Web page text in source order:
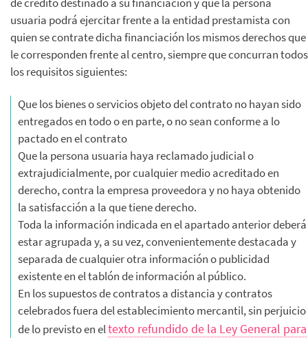
usuaria podrá ejercitar frente a la entidad prestamista con
quien se contrate dicha financiación los mismos derechos que
le corresponden frente al centro, siempre que concurran todos
los requisitos siguientes:
Que los bienes o servicios objeto del contrato no hayan sido
entregados en todo o en parte, o no sean conforme a lo
pactado en el contrato
Que la persona usuaria haya reclamado judicial o
extrajudicialmente, por cualquier medio acreditado en
derecho, contra la empresa proveedora y no haya obtenido
la satisfacción a la que tiene derecho.
Toda la información indicada en el apartado anterior deberá
estar agrupada y, a su vez, convenientemente destacada y
separada de cualquier otra información o publicidad
existente en el tablón de información al público.
En los supuestos de contratos a distancia y contratos
celebrados fuera del establecimiento mercantil, sin perjuicio
de lo previsto en eltexto refundido de la Ley General para